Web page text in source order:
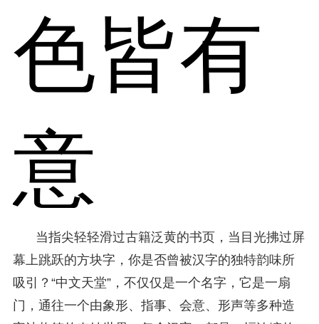
色皆有
意
当指尖轻轻滑过古籍泛黄的书页，当目光拂过屏
幕上跳跃的方块字，你是否曾被汉字的独特韵味所
吸引？“中文天堂”，不仅仅是一个名字，它是一扇
门，通往一个由象形、指事、会意、形声等多种造